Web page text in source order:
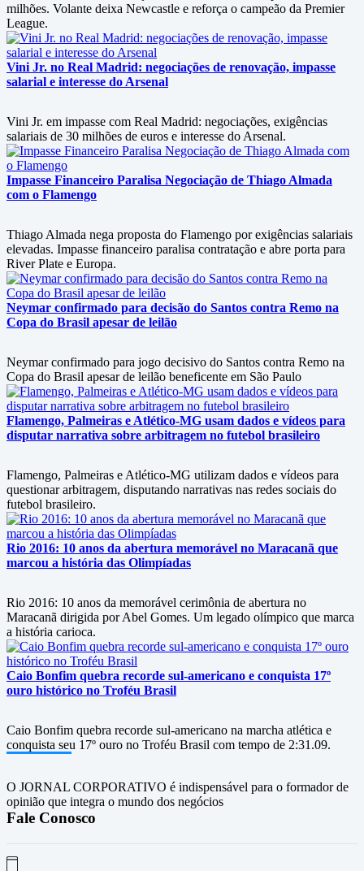
milhões. Volante deixa Newcastle e reforça o campeão da Premier
League.
Vini Jr. no Real Madrid: negociações de renovação, impasse
salarial e interesse do Arsenal
Vini Jr. em impasse com Real Madrid: negociações, exigências
salariais de 30 milhões de euros e interesse do Arsenal.
Impasse Financeiro Paralisa Negociação de Thiago Almada
com o Flamengo
Thiago Almada nega proposta do Flamengo por exigências salariais
elevadas. Impasse financeiro paralisa contratação e abre porta para
River Plate e Europa.
Neymar confirmado para decisão do Santos contra Remo na
Copa do Brasil apesar de leilão
Neymar confirmado para jogo decisivo do Santos contra Remo na
Copa do Brasil apesar de leilão beneficente em São Paulo
Flamengo, Palmeiras e Atlético-MG usam dados e vídeos para
disputar narrativa sobre arbitragem no futebol brasileiro
Flamengo, Palmeiras e Atlético-MG utilizam dados e vídeos para
questionar arbitragem, disputando narrativas nas redes sociais do
futebol brasileiro.
Rio 2016: 10 anos da abertura memorável no Maracanã que
marcou a história das Olimpíadas
Rio 2016: 10 anos da memorável cerimônia de abertura no
Maracanã dirigida por Abel Gomes. Um legado olímpico que marca
a história carioca.
Caio Bonfim quebra recorde sul-americano e conquista 17º
ouro histórico no Troféu Brasil
Caio Bonfim quebra recorde sul-americano na marcha atlética e
conquista seu 17º ouro no Troféu Brasil com tempo de 2:31.09.
O JORNAL CORPORATIVO é indispensável para o formador de
opinião que integra o mundo dos negócios
Fale Conosco